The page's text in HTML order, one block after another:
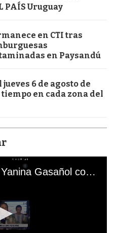
PAÍS Uruguay
en CTI tras
en Paysandú
6 de agosto de
en cada zona del
El mal momento de Yanina Gasañol con un hincha argentino en "Subrayado"